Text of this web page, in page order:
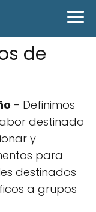
de
- Definimos
destinado
y
para
destinados
a grupos